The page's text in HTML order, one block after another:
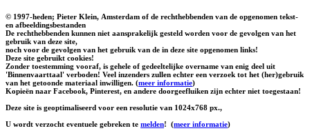
© 1997-heden; Pieter Klein, Amsterdam of de rechthebbenden van de opgenomen tekst-
en afbeeldingsbestanden
De rechthebbenden kunnen niet aansprakelijk gesteld worden voor de gevolgen van het
gebruik van deze site,
noch voor de gevolgen van het gebruik van de in deze site opgenomen links!
Deze site gebruikt cookies!
Zonder toestemming vooraf, is gehele of gedeeltelijke overname van enig deel uit
'Binnenvaarttaal' verboden! Veel inzenders zullen echter een verzoek tot het (her)gebruik
van het getoonde materiaal inwilligen. (meer informatie)
Kopieën naar Facebook, Pinterest, en andere doorgeefluiken zijn echter niet toegestaan!
Deze site is geoptimaliseerd voor een resolutie van 1024x768 px.,
U wordt verzocht eventuele gebreken te melden! (meer informatie)